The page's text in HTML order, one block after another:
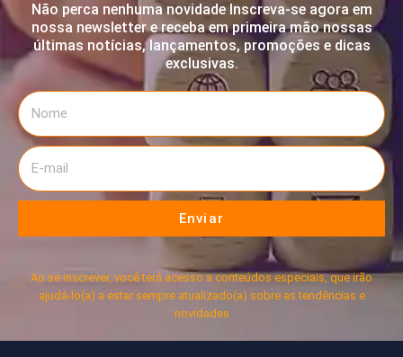
Não perca nenhuma novidade Inscreva-se agora em
nossa newsletter e receba em primeira mão nossas
últimas notícias, lançamentos, promoções e dicas
exclusivas.
Enviar
Ao se inscrever, você terá acesso a conteúdos especiais, que irão
ajudá-lo(a) a estar sempre atualizado(a) sobre as tendências e
novidades